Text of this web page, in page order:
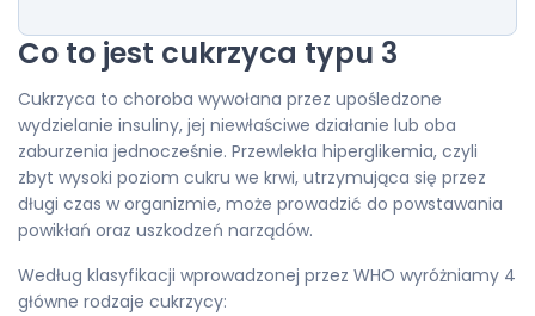
Co to jest cukrzyca typu 3
Cukrzyca to choroba wywołana przez upośledzone
wydzielanie insuliny, jej niewłaściwe działanie lub oba
zaburzenia jednocześnie. Przewlekła hiperglikemia, czyli
zbyt wysoki poziom cukru we krwi, utrzymująca się przez
długi czas w organizmie, może prowadzić do powstawania
powikłań oraz uszkodzeń narządów.
Według klasyfikacji wprowadzonej przez WHO wyróżniamy 4
główne rodzaje cukrzycy: